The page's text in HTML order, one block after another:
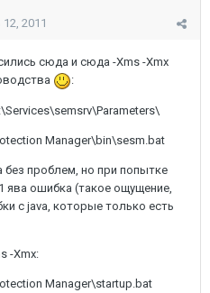
2011
сюда и сюда -Xms -Xmx
:
Manager\bin\sesm.bat
без проблем, но при попытке
ява ошибка (такое ощущение,
с java, которые только есть
-Xmx:
Manager\startup.bat